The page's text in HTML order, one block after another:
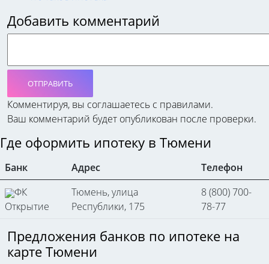
Добавить комментарий
ОТПРАВИТЬ
Комментируя, вы соглашаетесь c правилами.
Ваш комментарий будет опубликован после проверки.
Где оформить ипотеку в Тюмени
Банк Адрес
Телефон
ФК
Открытие
Тюмень, улица
Республики, 175
8 (800) 700-
78-77
Предложения банков по ипотеке на
карте Тюмени